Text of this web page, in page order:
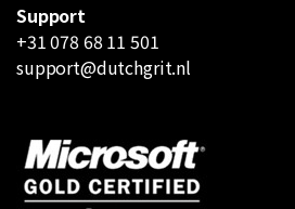
Support
+31 078 68 11 501
support@dutchgrit.nl